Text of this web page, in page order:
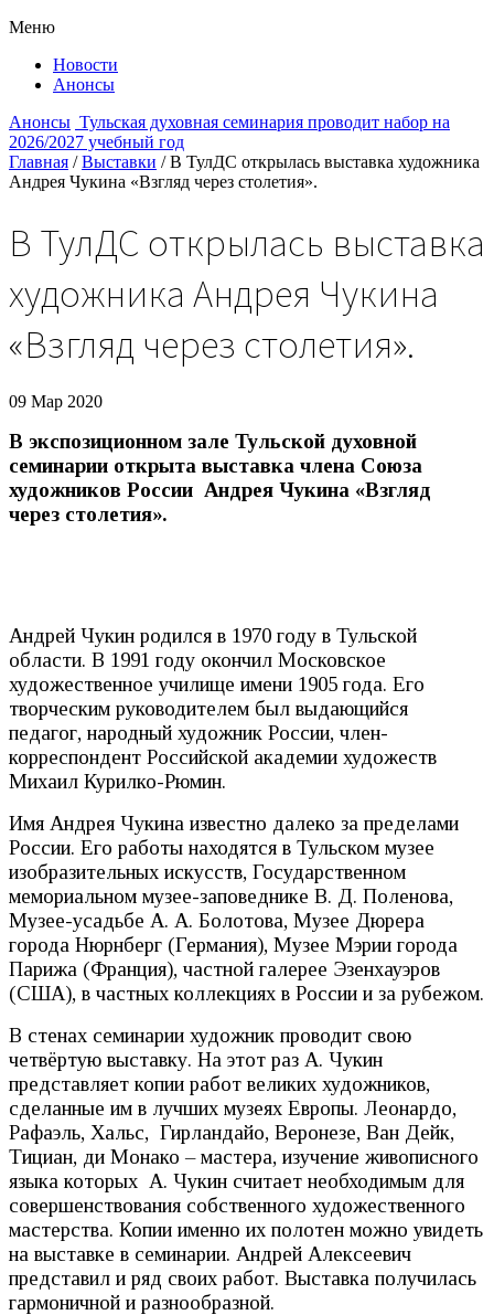
Меню
Новости
Анонсы
Анонсы Тульская духовная семинария проводит набор на
2026/2027 учебный год
Главная / Выставки / В ТулДС открылась выставка художника
Андрея Чукина «Взгляд через столетия».
В ТулДС открылась выставка
художника Андрея Чукина
«Взгляд через столетия».
09 Мар 2020
В экспозиционном зале Тульской духовной
семинарии открыта выставка члена Союза
художников России Андрея Чукина «Взгляд
через столетия».
Андрей Чукин родился в 1970 году в Тульской
области. В 1991 году окончил Московское
художественное училище имени 1905 года. Его
творческим руководителем был выдающийся
педагог, народный художник России, член-
корреспондент Российской академии художеств
Михаил Курилко-Рюмин.
Имя Андрея Чукина известно далеко за пределами
России. Его работы находятся в Тульском музее
изобразительных искусств, Государственном
мемориальном музее-заповеднике В. Д. Поленова,
Музее-усадьбе А. А. Болотова, Музее Дюрера
города Нюрнберг (Германия), Музее Мэрии города
Парижа (Франция), частной галерее Эзенхауэров
(США), в частных коллекциях в России и за рубежом.
В стенах семинарии художник проводит свою
четвёртую выставку. На этот раз А. Чукин
представляет копии работ великих художников,
сделанные им в лучших музеях Европы. Леонардо,
Рафаэль, Хальс, Гирландайо, Веронезе, Ван Дейк,
Тициан, ди Монако – мастера, изучение живописного
языка которых А. Чукин считает необходимым для
совершенствования собственного художественного
мастерства. Копии именно их полотен можно увидеть
на выставке в семинарии. Андрей Алексеевич
представил и ряд своих работ. Выставка получилась
гармоничной и разнообразной.